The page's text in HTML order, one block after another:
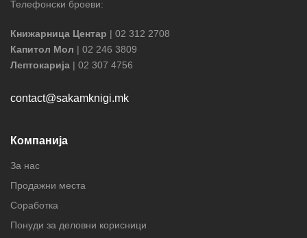
Телефонски броеви:
Книжарница Центар | 02 312 2708
Капитол Мол | 02 246 3809
Лептокарија | 02 307 4756
contact@sakamknigi.mk
Компанија
За нас
Продажни места
Соработка
Понуди за деловни корисници